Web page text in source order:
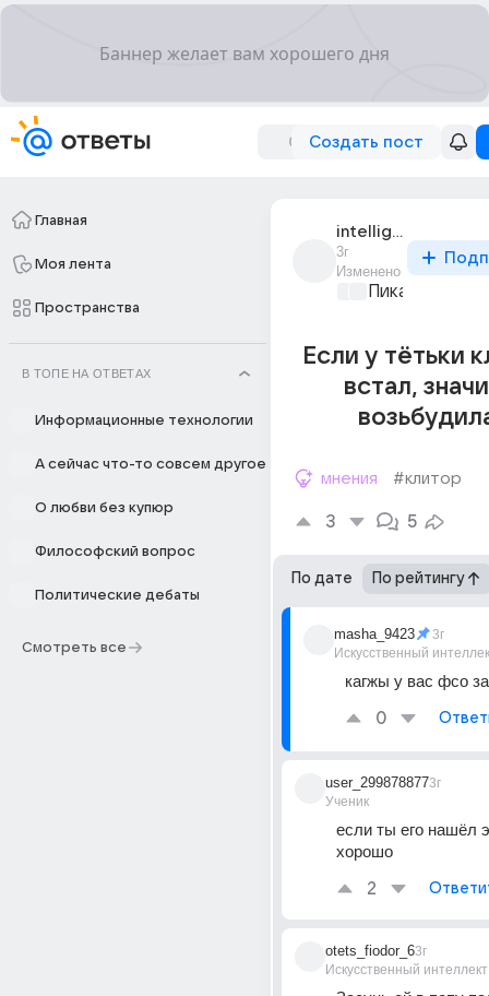
Создать пост
Главная
Моя лента
Пространства
В ТОПЕ НА ОТВЕТАХ
Информационные технологии
А сейчас что-то совсем другое
О любви без купюр
Философский вопрос
Политические дебаты
Смотреть все
intelligent_163
3г
Изменено
Пикантно о
Если у тётьки
встал,
мнения #клитор
3 5
По дате По рейтингу
masha_9423
Искусственный
3г
кагжы у вас фсо
0
user_299878877
Ученик
3г
если ты его нашёл
хорошо
2
otets_fiodor_6
Искусственный интеллект
3г